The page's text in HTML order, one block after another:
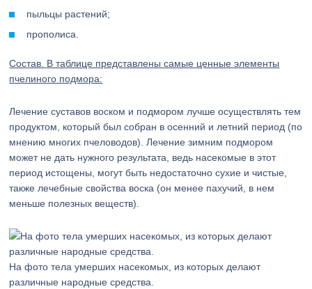
пыльцы растений;
прополиса.
Состав. В таблице представлены самые ценные элементы
пчелиного подмора:
Лечение суставов воском и подмором лучше осуществлять тем
продуктом, который был собран в осенний и летний период (по
мнению многих пчеловодов). Лечение зимним подмором
может не дать нужного результата, ведь насекомые в этот
период истощены, могут быть недостаточно сухие и чистые,
также лечебные свойства воска (он менее пахучий, в нем
меньше полезных веществ).
На фото тела умерших насекомых, из которых делают
различные народные средства.